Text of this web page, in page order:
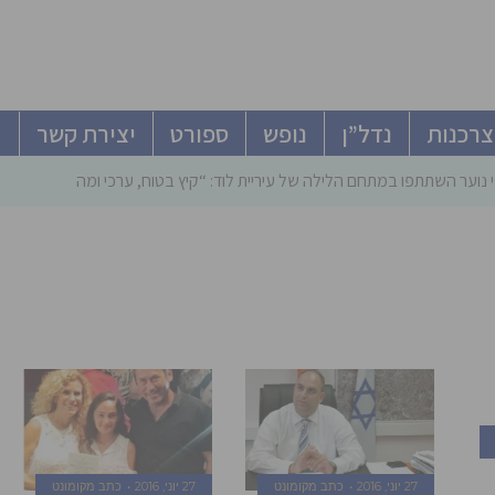
צרכנות נדל”ן נופש ספורט יצירת קשר
נוער השתתפו במתחם הלילה של עיריית לוד: “קיץ בטוח, ערכי ומהנה”
27 יוני, 2016 כתב מקומונט 27 יוני, 2016 כתב מקומונט